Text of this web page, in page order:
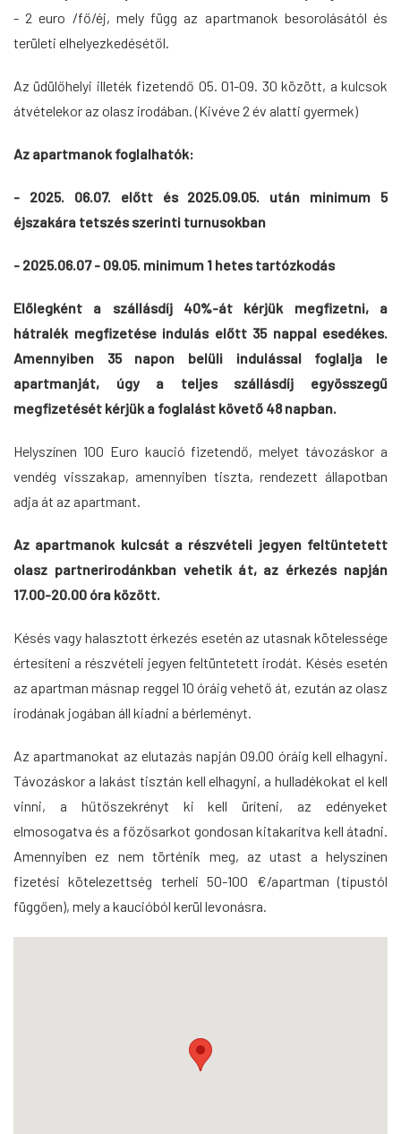
- 2 euro /fő/éj, mely függ az apartmanok besorolásától és
területi elhelyezkedésétől.
Az üdülőhelyi illeték fizetendő 05. 01-09. 30 között, a kulcsok
átvételekor az olasz irodában. (Kivéve 2 év alatti gyermek)
Az apartmanok foglalhatók:
- 2025. 06.07. előtt és 2025.09.05. után minimum 5
éjszakára tetszés szerinti turnusokban
- 2025.06.07 - 09.05. minimum 1 hetes tartózkodás
Előlegként a szállásdíj 40%-át kérjük megfizetni, a
hátralék megfizetése indulás előtt 35 nappal esedékes.
Amennyiben 35 napon belüli indulással foglalja le
apartmanját, úgy a teljes szállásdíj egyösszegű
megfizetését kérjük a foglalást követő 48 napban.
Helyszínen 100 Euro kaució fizetendő, melyet távozáskor a
vendég visszakap, amennyiben tiszta, rendezett állapotban
adja át az apartmant.
Az apartmanok kulcsát a részvételi jegyen feltüntetett
olasz partnerirodánkban vehetik át, az érkezés napján
17.00-20.00 óra között.
Késés vagy halasztott érkezés esetén az utasnak kötelessége
értesíteni a részvételi jegyen feltüntetett irodát. Késés esetén
az apartman másnap reggel 10 óráig vehető át, ezután az olasz
irodának jogában áll kiadni a bérleményt.
Az apartmanokat az elutazás napján 09.00 óráig kell elhagyni.
Távozáskor a lakást tisztán kell elhagyni, a hulladékokat el kell
vinni, a hűtőszekrényt ki kell üríteni, az edényeket
elmosogatva és a főzősarkot gondosan kitakarítva kell átadni.
Amennyiben ez nem történik meg, az utast a helyszínen
fizetési kötelezettség terheli 50-100 €/apartman (típustól
függően), mely a kaucióból kerül levonásra.